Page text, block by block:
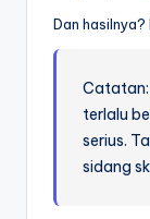
Dan
Catatan:
terlalu
serius.
sidang